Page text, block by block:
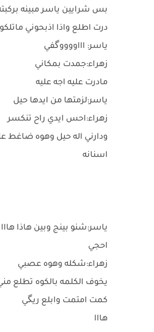
بس شرايين ياسر مبينه
درت اطلع واذا اذبحوني
ياسر: اااووووگفي
زهراء:جمدت بمكاني
مادرت عليه اجه عليه
ياسر:لزمتها من ايدها حيل
زهراء:احس ايدي راح تنكسر
ودارني اله حيل وهوه ضاغط
اسنانه
ياسر:شنو بينج وبين هاذا هااا
احجي
زهراء:شكله وهوه عصبي
يخوف الكلمه بالكوه تطلع
كمت امتمت وابلع ريگي
هااا